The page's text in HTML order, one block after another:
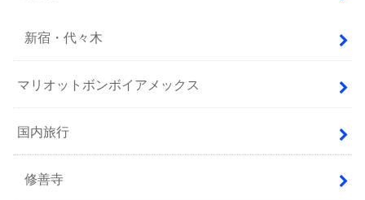
新宿・代々木
マリオットボンボイアメックス
国内旅行
修善寺